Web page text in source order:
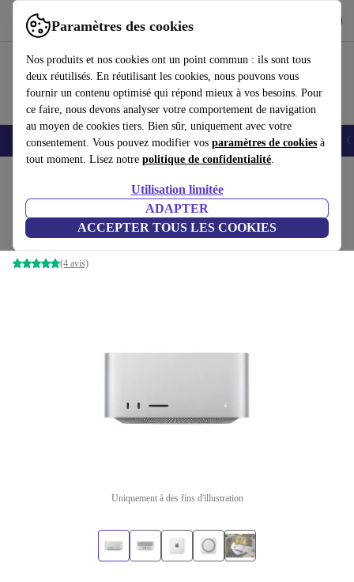
Paramètres des cookies
Nos produits et nos cookies ont un point commun : ils sont tous
deux réutilisés. En réutilisant les cookies, nous pouvons vous
fournir un contenu optimisé qui répond mieux à vos besoins. Pour
ce faire, nous devons analyser votre comportement de navigation
au moyen de cookies tiers. Bien sûr, uniquement avec votre
consentement. Vous pouvez modifier vos paramètres de cookies à
tout moment. Lisez notre politique de confidentialité.
Utilisation limitée
ADAPTER
ACCEPTER TOUS LES COOKIES
Utilisez refurbed rapidement et facilement
Smartphones Laptops Tablettes Montres connectées Accessoires
Apple Mac Studio 2023 M2 Ultra
128 GB | 1 TB SSD | 60-Core GPU
(4 avis)
Uniquement à des fins d'illustration